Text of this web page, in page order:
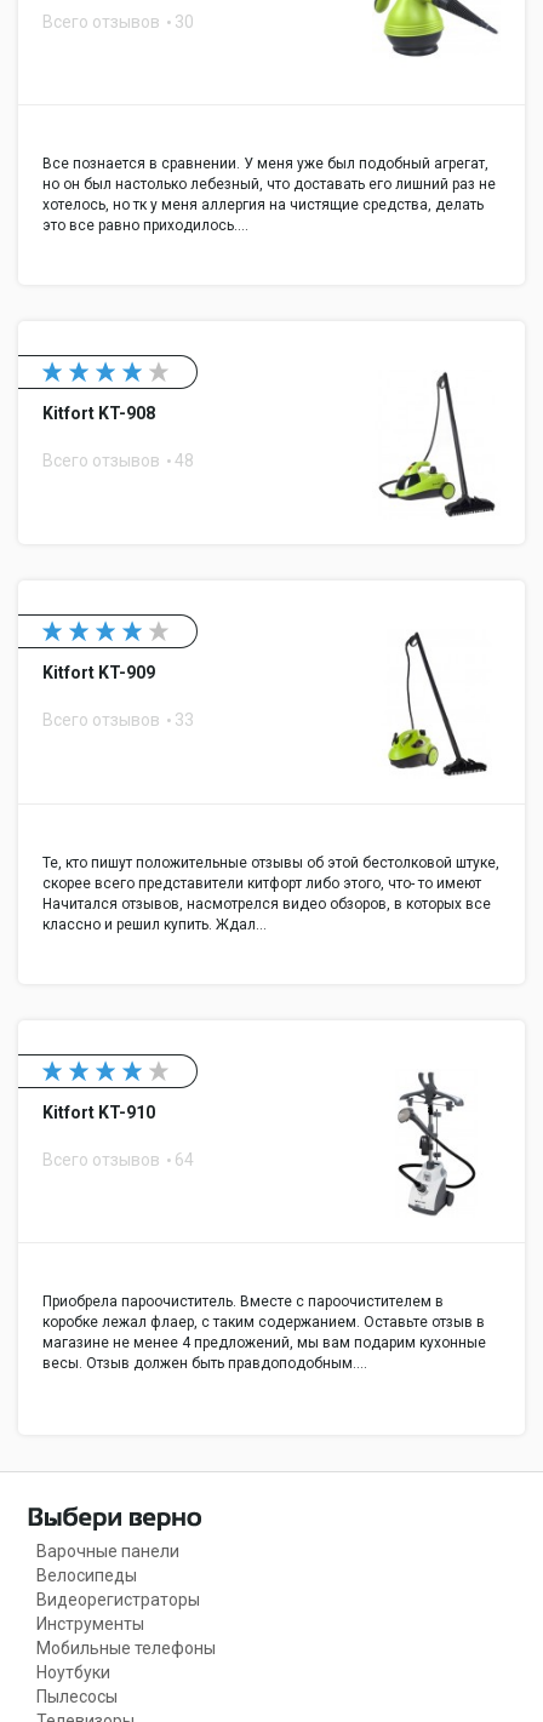
Всего отзывов 30
Все познается в сравнении. У меня уже был подобный агрегат,
но он был настолько лебезный, что доставать его лишний раз не
хотелось, но тк у меня аллергия на чистящие средства, делать
это все равно приходилось.…
Kitfort KT-908
Всего отзывов 48
Kitfort KT-909
Всего отзывов 33
Те, кто пишут положительные отзывы об этой бестолковой штуке,
скорее всего представители китфорт либо этого, что- то имеют
Начитался отзывов, насмотрелся видео обзоров, в которых все
классно и решил купить. Ждал…
Kitfort KT-910
Всего отзывов 64
Приобрела пароочиститель. Вместе с пароочистителем в
коробке лежал флаер, с таким содержанием. Оставьте отзыв в
магазине не менее 4 предложений, мы вам подарим кухонные
весы. Отзыв должен быть правдоподобным.…
Варочные панели
Велосипеды
Видеорегистраторы
Инструменты
Мобильные телефоны
Ноутбуки
Пылесосы